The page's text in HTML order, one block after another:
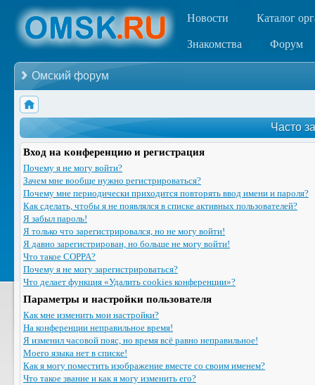
Новости Каталог
Знакомства Форум
Омский форум
Часто
Вход на конференцию и регистрация
Почему я не могу войти?
Зачем мне вообще нужно регистрироваться?
Почему мне периодически приходится повторять ввод имени и пароля?
Как сделать, чтобы я не появлялся в списке активных пользователей?
Я забыл пароль!
Я только что зарегистрировался, но не могу войти!
Я давно зарегистрирован, но больше не могу войти!
Что такое COPPA?
Почему я не могу зарегистрироваться?
Что делает функция «Удалить cookies конференции»?
Параметры и настройки пользователя
Как мне изменить мои настройки?
На конференции неправильное время!
Я изменил часовой пояс, но время всё равно неправильное!
Моего языка нет в списке!
Как я могу поместить изображение вместе со своим именем?
Что такое звание и как я могу изменить его?